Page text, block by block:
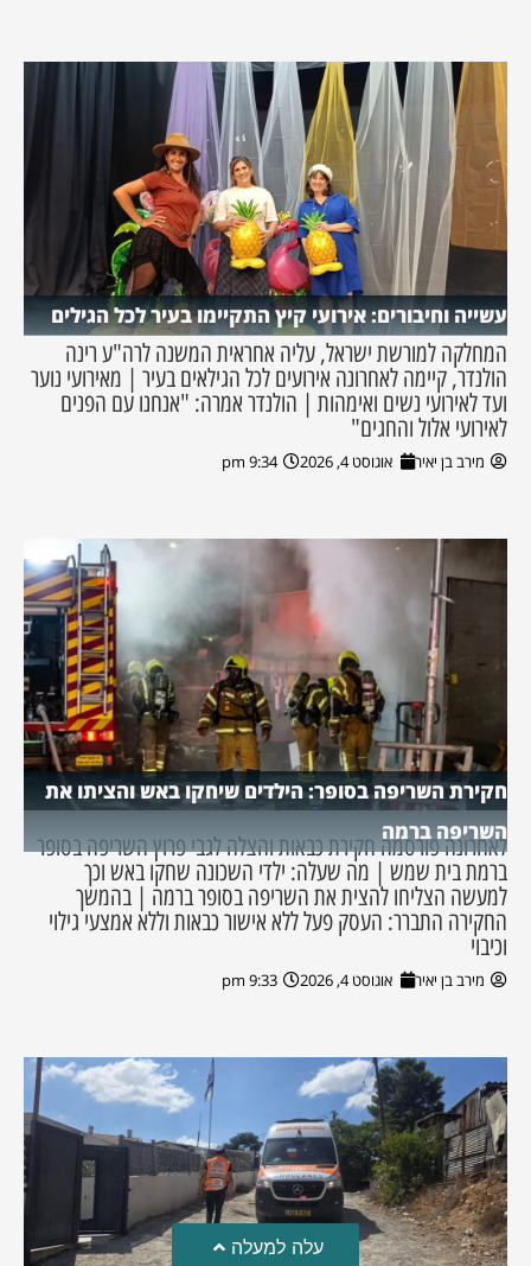
עשייה וחיבורים: אירועי קיץ התקיימו בעיר לכל הגילים
המחלקה למורשת ישראל, עליה אחראית המשנה לרה"ע רינה
הולנדר, קיימה לאחרונה אירועים לכל הגילאים בעיר | מאירועי נוער
ועד לאירועי נשים ואימהות | הולנדר אמרה: "אנחנו עם הפנים
לאירועי אלול והחגים"
מירב בן יאיר אוגוסט 4, 2026 9:34 pm
חקירת השריפה בסופר: הילדים שיחקו באש והציתו את
השריפה ברמה
לאחרונה פורסמה חקירת כבאות והצלה לגבי פרוץ השריפה בסופר
ברמת בית שמש | מה שעלה: ילדי השכונה שחקו באש וכך
למעשה הצליחו להצית את השריפה בסופר ברמה | בהמשך
החקירה התברר: העסק פעל ללא אישור כבאות וללא אמצעי גילוי
וכיבוי
מירב בן יאיר אוגוסט 4, 2026 9:33 pm
עלה למעלה